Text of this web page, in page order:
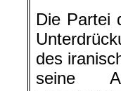
Die Partei
des
seine